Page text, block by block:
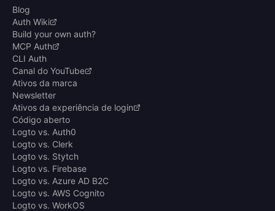
Blog
Auth Wiki
Build your own auth?
MCP Auth
CLI Auth
Canal do YouTube
Ativos da marca
Newsletter
Ativos da experiência de login
Código aberto
Logto vs. Auth0
Logto vs. Clerk
Logto vs. Stytch
Logto vs. Firebase
Logto vs. Azure AD B2C
Logto vs. AWS Cognito
Logto vs. WorkOS